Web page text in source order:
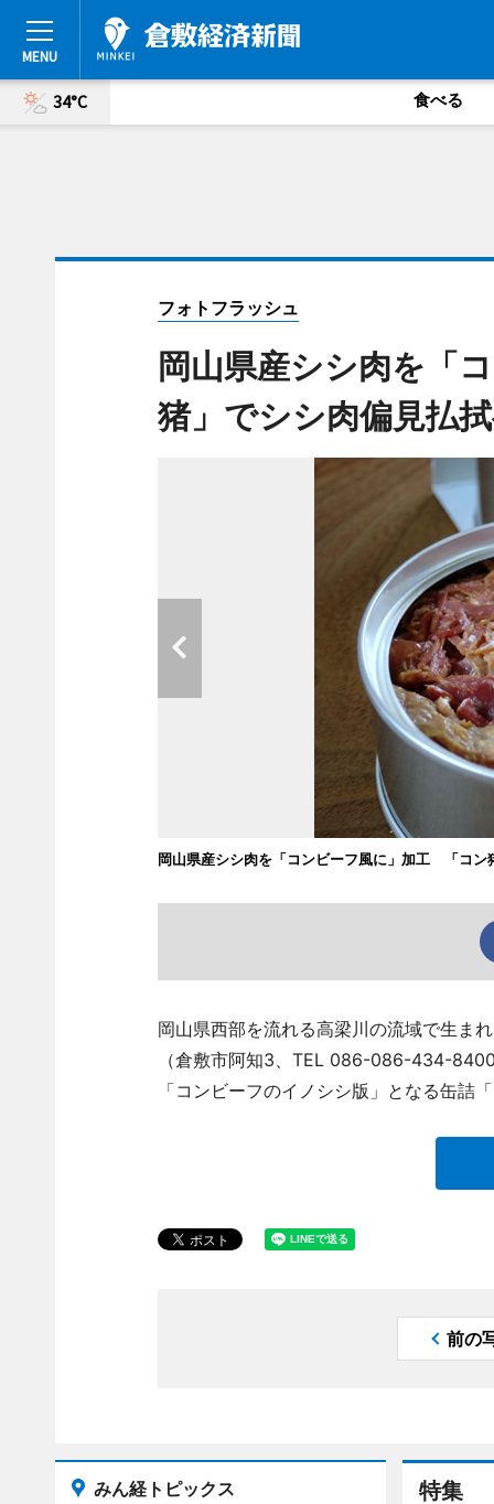
34°C 食べる
フォトフラッシュ
岡山県産シシ肉を「
猪」でシシ肉偏見払
岡山県産シシ肉を「コンビーフ風に」加工 「コン
岡山県西部を流れる高梁川の流域で生ま
（倉敷市阿知3、TEL 086-086-434-
「コンビーフのイノシシ版」となる缶詰
前の
特集
みん経トピックス